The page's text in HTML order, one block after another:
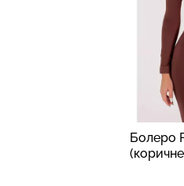
Болеро
Бесшовная
легкой
BRASILIAN
black
369